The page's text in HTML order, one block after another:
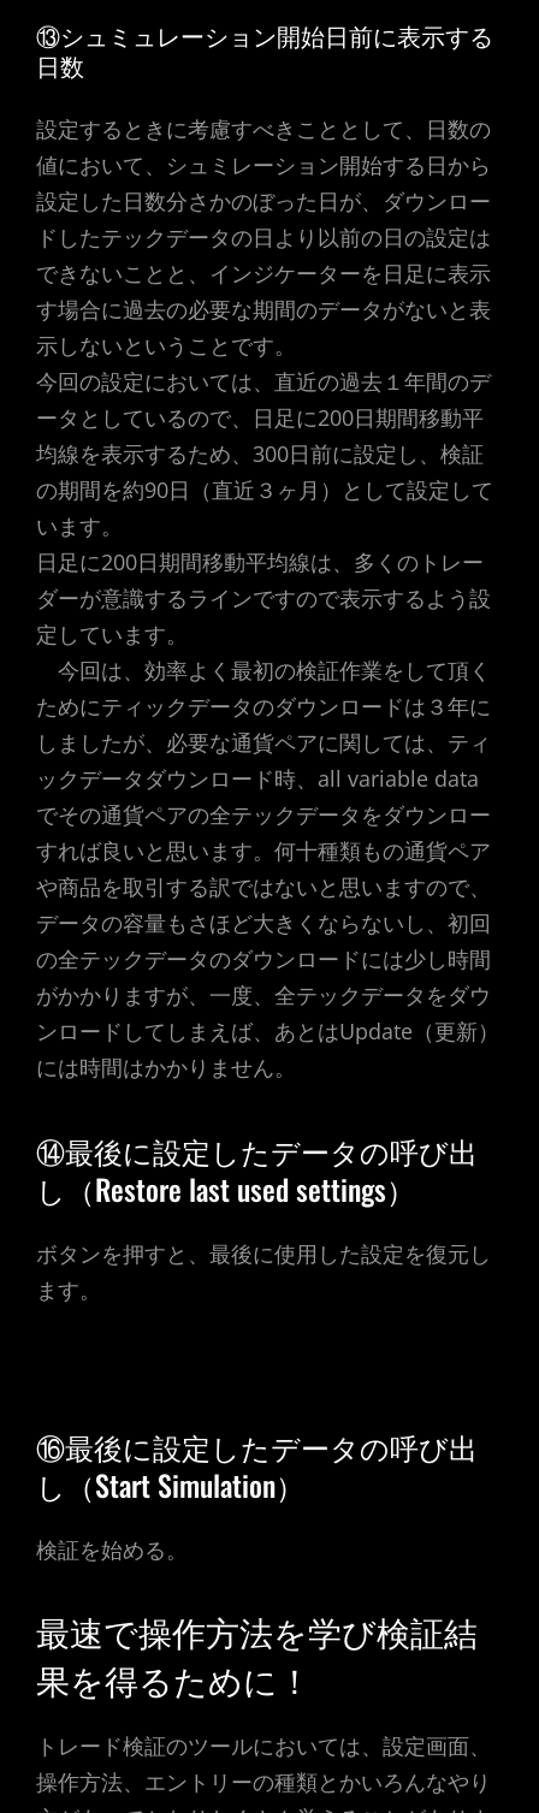
⑬シュミュレーション開始日前に表示する
日数
設定するときに考慮すべきこととして、日数の
値において、シュミレーション開始する日から
設定した日数分さかのぼった日が、ダウンロー
ドしたテックデータの日より以前の日の設定は
できないことと、インジケーターを日足に表示
す場合に過去の必要な期間のデータがないと表
示しないということです。
今回の設定においては、直近の過去１年間のデ
ータとしているので、日足に200日期間移動平
均線を表示するため、300日前に設定し、検証
の期間を約90日（直近３ヶ月）として設定して
います。
日足に200日期間移動平均線は、多くのトレー
ダーが意識するラインですので表示するよう設
定しています。
今回は、効率よく最初の検証作業をして頂く
ためにティックデータのダウンロードは３年に
しましたが、必要な通貨ペアに関しては、ティ
ックデータダウンロード時、all variable data
でその通貨ペアの全テックデータをダウンロー
すれば良いと思います。何十種類もの通貨ペア
や商品を取引する訳ではないと思いますので、
データの容量もさほど大きくならないし、初回
の全テックデータのダウンロードには少し時間
がかかりますが、一度、全テックデータをダウ
ンロードしてしまえば、あとはUpdate（更新）
には時間はかかりません。
⑭最後に設定したデータの呼び出
し（Restore last used settings）
ボタンを押すと、最後に使用した設定を復元し
ます。
⑯最後に設定したデータの呼び出
し（Start Simulation）
検証を始める。
最速で操作方法を学び検証結
果を得るために！
トレード検証のツールにおいては、設定画面、
操作方法、エントリーの種類とかいろんなやり